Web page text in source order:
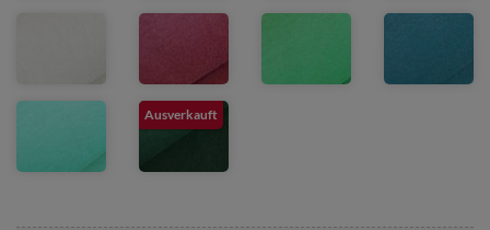
Ausverkauft